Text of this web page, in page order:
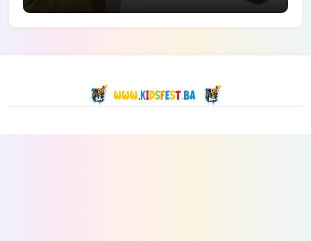
Nastavljamo ulagati u savremenu
umjetnost